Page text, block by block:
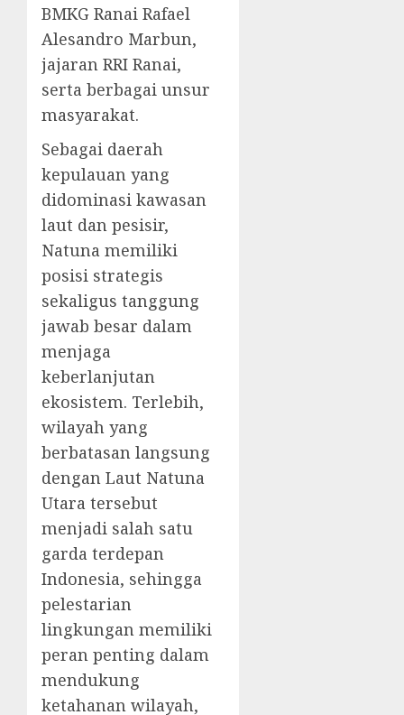
BMKG Ranai Rafael
Alesandro Marbun,
jajaran RRI Ranai,
serta berbagai unsur
masyarakat.
Sebagai daerah
kepulauan yang
didominasi kawasan
laut dan pesisir,
Natuna memiliki
posisi strategis
sekaligus tanggung
jawab besar dalam
menjaga
keberlanjutan
ekosistem. Terlebih,
wilayah yang
berbatasan langsung
dengan Laut Natuna
Utara tersebut
menjadi salah satu
garda terdepan
Indonesia, sehingga
pelestarian
lingkungan memiliki
peran penting dalam
mendukung
ketahanan wilayah,